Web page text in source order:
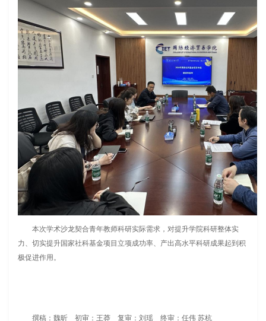
本次学术沙龙契合青年教师科研实际需求，对提升学院科研整体实
力、切实提升国家社科基金项目立项成功率、产出高水平科研成果起到积
极促进作用。
撰稿：魏昕 初审：王莽 复审：刘瑶 终审：任伟 苏杭